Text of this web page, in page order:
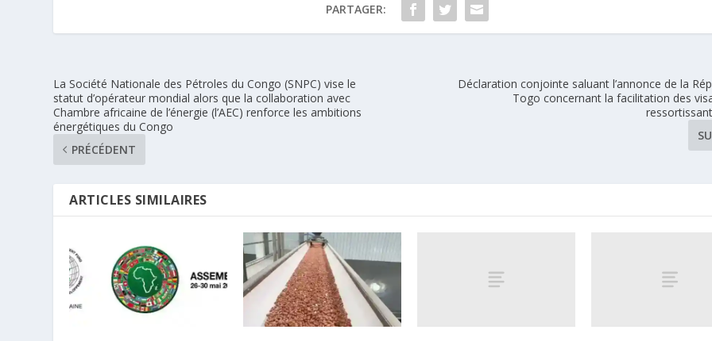
PARTAGER:
La Société Nationale des Pétroles du Congo (SNPC) vise le
statut d’opérateur mondial alors que la collaboration avec
Chambre africaine de l’énergie (l’AEC) renforce les ambitions
énergétiques du Congo
PRÉCÉDENT
Déclaration conjointe saluant l’annonce de la
Togo concernant la facilitation des
ARTICLES SIMILAIRES